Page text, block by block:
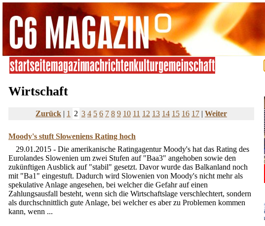
Wirtschaft
Zurück | 1 2 3 4 5 6 7 8 9 10 11 12 13 14 15 16 17 | Weiter
Moody's stuft Sloweniens Rating hoch
29.01.2015 - Die amerikanische Ratingagentur Moody's hat das Rating des
Eurolandes Slowenien um zwei Stufen auf "Baa3" angehoben sowie den
zukünftigen Ausblick auf "stabil" gesetzt. Davor wurde das Balkanland noch
mit "Ba1" eingestuft. Dadurch wird Slowenien von Moody's nicht mehr als
spekulative Anlage angesehen, bei welcher die Gefahr auf einen
Zahlungsausfall besteht, wenn sich die Wirtschaftslage verschlechtert, sondern
als durchschnittlich gute Anlage, bei welcher es aber zu Problemen kommen
kann, wenn ...